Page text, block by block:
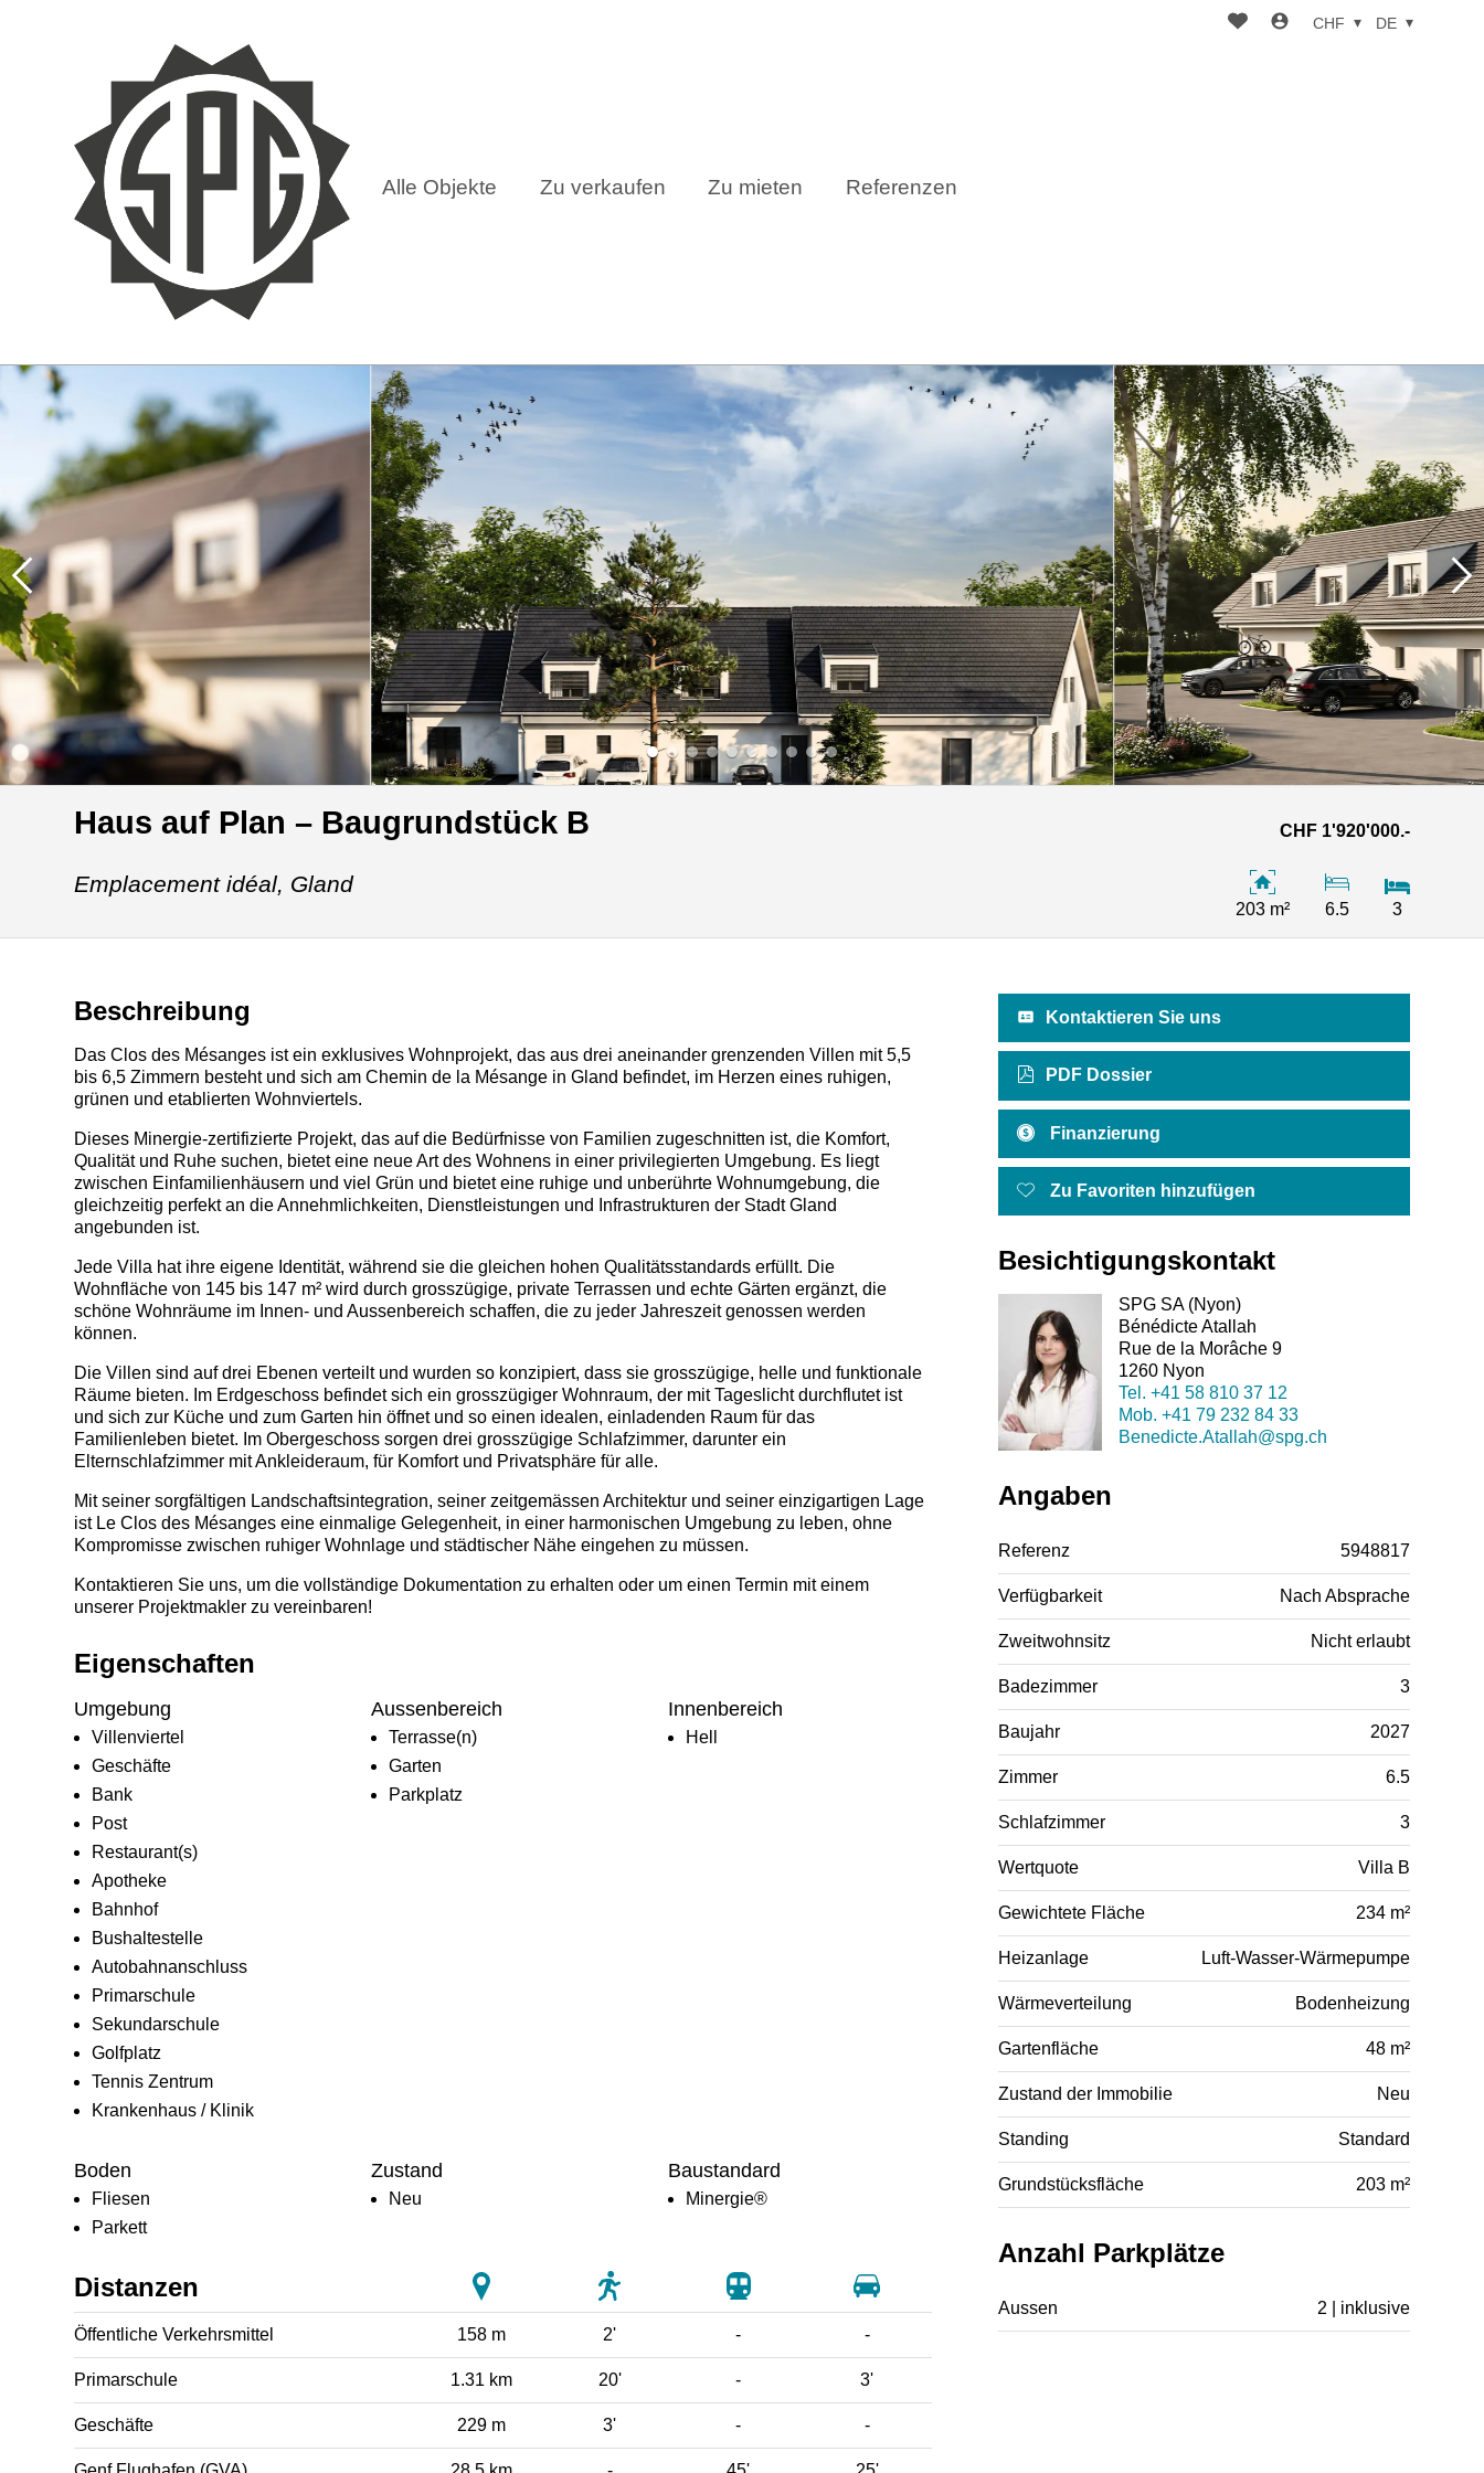
Alle Objekte Zu verkaufen Zu mieten Referenzen
CHF DE
Haus auf Plan – Baugrundstück B CHF 1'920'000.-
Emplacement idéal, Gland
203 m² 6.5 3
Beschreibung
Das Clos des Mésanges ist ein exklusives Wohnprojekt, das aus drei aneinander grenzenden Villen mit 5,5
bis 6,5 Zimmern besteht und sich am Chemin de la Mésange in Gland befindet, im Herzen eines ruhigen,
grünen und etablierten Wohnviertels.
Dieses Minergie-zertifizierte Projekt, das auf die Bedürfnisse von Familien zugeschnitten ist, die Komfort,
Qualität und Ruhe suchen, bietet eine neue Art des Wohnens in einer privilegierten Umgebung. Es liegt
zwischen Einfamilienhäusern und viel Grün und bietet eine ruhige und unberührte Wohnumgebung, die
gleichzeitig perfekt an die Annehmlichkeiten, Dienstleistungen und Infrastrukturen der Stadt Gland
angebunden ist.
Jede Villa hat ihre eigene Identität, während sie die gleichen hohen Qualitätsstandards erfüllt. Die
Wohnfläche von 145 bis 147 m² wird durch grosszügige, private Terrassen und echte Gärten ergänzt, die
schöne Wohnräume im Innen- und Aussenbereich schaffen, die zu jeder Jahreszeit genossen werden
können.
Die Villen sind auf drei Ebenen verteilt und wurden so konzipiert, dass sie grosszügige, helle und funktionale
Räume bieten. Im Erdgeschoss befindet sich ein grosszügiger Wohnraum, der mit Tageslicht durchflutet ist
und sich zur Küche und zum Garten hin öffnet und so einen idealen, einladenden Raum für das
Familienleben bietet. Im Obergeschoss sorgen drei grosszügige Schlafzimmer, darunter ein
Elternschlafzimmer mit Ankleideraum, für Komfort und Privatsphäre für alle.
Mit seiner sorgfältigen Landschaftsintegration, seiner zeitgemässen Architektur und seiner einzigartigen Lage
ist Le Clos des Mésanges eine einmalige Gelegenheit, in einer harmonischen Umgebung zu leben, ohne
Kompromisse zwischen ruhiger Wohnlage und städtischer Nähe eingehen zu müssen.
Kontaktieren Sie uns, um die vollständige Dokumentation zu erhalten oder um einen Termin mit einem
unserer Projektmakler zu vereinbaren!
Eigenschaften
Umgebung
Villenviertel
Geschäfte
Bank
Post
Restaurant(s)
Apotheke
Bahnhof
Bushaltestelle
Autobahnanschluss
Primarschule
Sekundarschule
Golfplatz
Tennis Zentrum
Krankenhaus / Klinik
Aussenbereich
Terrasse(n)
Garten
Parkplatz
Innenbereich
Hell
Boden
Fliesen
Parkett
Zustand
Neu
Baustandard
Minergie®
Distanzen
Öffentliche Verkehrsmittel 158 m 2' - -
Primarschule 1.31 km 20' - 3'
Geschäfte 229 m 3' - -
Kontaktieren Sie uns
PDF Dossier
Finanzierung
Zu Favoriten hinzufügen
Besichtigungskontakt
SPG SA (Nyon)
Bénédicte Atallah
Rue de la Morâche 9
1260 Nyon
Tel. +41 58 810 37 12
Mob. +41 79 232 84 33
Benedicte.Atallah@spg.ch
Angaben
Referenz 5948817
Verfügbarkeit Nach Absprache
Zweitwohnsitz Nicht erlaubt
Badezimmer 3
Baujahr 2027
Zimmer 6.5
Schlafzimmer 3
Wertquote Villa B
Gewichtete Fläche 234 m²
Heizanlage Luft-Wasser-Wärmepumpe
Wärmeverteilung Bodenheizung
Gartenfläche 48 m²
Zustand der Immobilie Neu
Standing Standard
Grundstücksfläche 203 m²
Anzahl Parkplätze
Aussen 2 | inklusive